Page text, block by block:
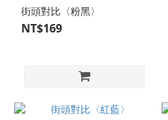
街頭對比〈粉黑〉
NT$169